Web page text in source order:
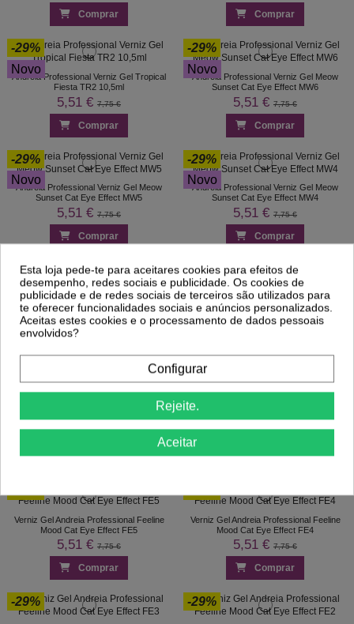
Comprar Comprar
-29%
Novo
Andreia Professional Verniz Gel Tropical
Fiesta TR2 10,5ml
5,51 € 7,75 €
Comprar
-29%
Novo
Andreia Professional Verniz Gel Meow
Sunset Cat Eye Effect MW6
5,51 € 7,75 €
Comprar
-29%
Novo
Andreia Professional Verniz Gel Meow
Sunset Cat Eye Effect MW5
5,51 € 7,75 €
Comprar
-29%
Novo
Andreia Professional Verniz Gel Meow
Sunset Cat Eye Effect MW4
5,51 € 7,75 €
Comprar
-29%
Novo
Andreia Professional Verniz Gel Meow
Sunset Cat Eye Effect MW3
5,51 €7,75 €
-29%
Novo
Andreia Professional Verniz Gel Meow
Sunset Cat Eye Effect MW2
5,51 €7,75 €
-29%
Andreia Professional Verniz Gel Meow
Sunset Cat Eye Effect MW1
5,51 €
Comprar
-29%
Verniz Gel Andreia Professional Feeline
Mood Cat Eye Effect FE6
5,51 €
Comprar
Verniz Gel Andreia Professional Feeline
Mood Cat Eye Effect FE5
5,51 € 7,75 €
Comprar
Verniz Gel Andreia Professional Feeline
Mood Cat Eye Effect FE4
5,51 € 7,75 €
Comprar
-29% -29%
Esta loja pede-te para aceitares cookies para efeitos de
desempenho, redes sociais e publicidade. Os cookies de
publicidade e de redes sociais de terceiros são utilizados para
te oferecer funcionalidades sociais e anúncios personalizados.
Aceitas estes cookies e o processamento de dados pessoais
envolvidos?
Configurar
Rejeite.
Aceitar